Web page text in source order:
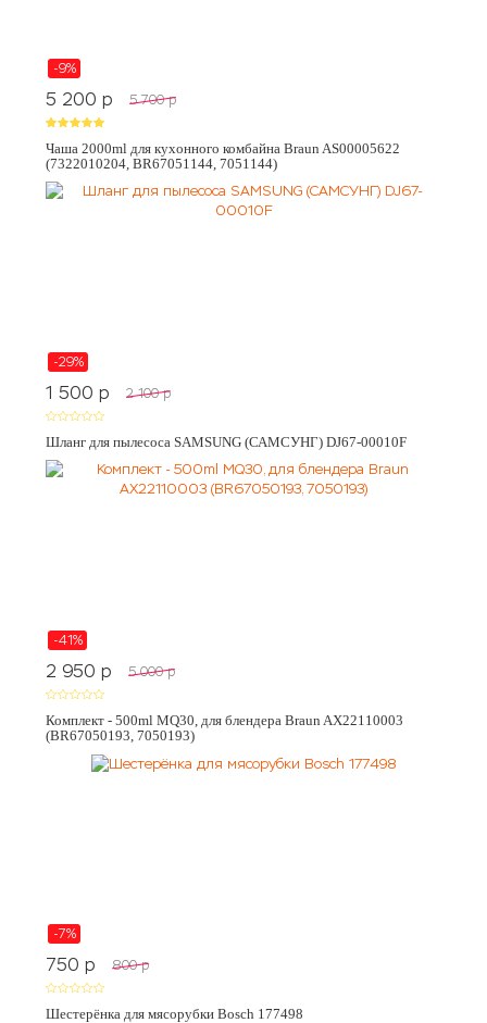
-9%
5 200 p 5 700 p
Чаша 2000ml для кухонного комбайна Braun AS00005622
(7322010204, BR67051144, 7051144)
-29%
1 500 p 2 100 p
Шланг для пылесоса SAMSUNG (САМСУНГ) DJ67-00010F
-41%
2 950 p 5 000 p
Комплект - 500ml MQ30, для блендера Braun AX22110003
(BR67050193, 7050193)
-7%
750 p 800 p
Шестерёнка для мясорубки Bosch 177498